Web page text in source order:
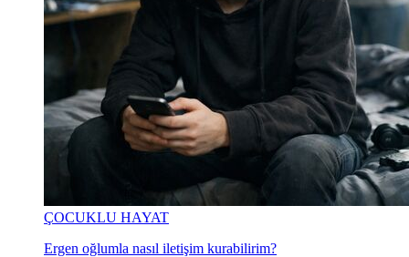
ÇOCUKLU HAYAT
Ergen oğlumla nasıl iletişim kurabilirim?